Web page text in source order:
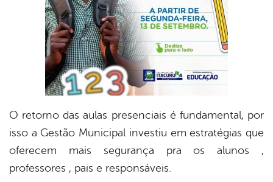
O retorno das aulas presenciais é fundamental, por
isso a Gestão Municipal investiu em estratégias que
oferecem mais segurança pra os alunos ,
professores , pais e responsáveis.